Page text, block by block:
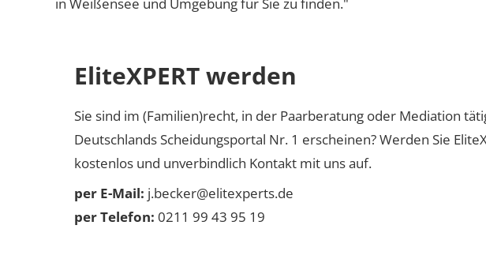
EliteXPERT werden
Sie sind im (Familien)recht, in der Paarberatung oder Mediation
Deutschlands Scheidungsportal Nr. 1 erscheinen? Werden Sie
kostenlos und unverbindlich Kontakt mit uns auf.
per E-Mail: j.becker@elitexperts.de
per Telefon: 0211 99 43 95 19